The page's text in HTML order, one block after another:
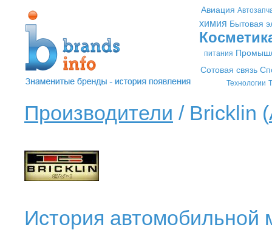
Авиация
химия Бытовая
питания
Сотовая связь
Технологии
Производители / Bricklin (
История автомобильной